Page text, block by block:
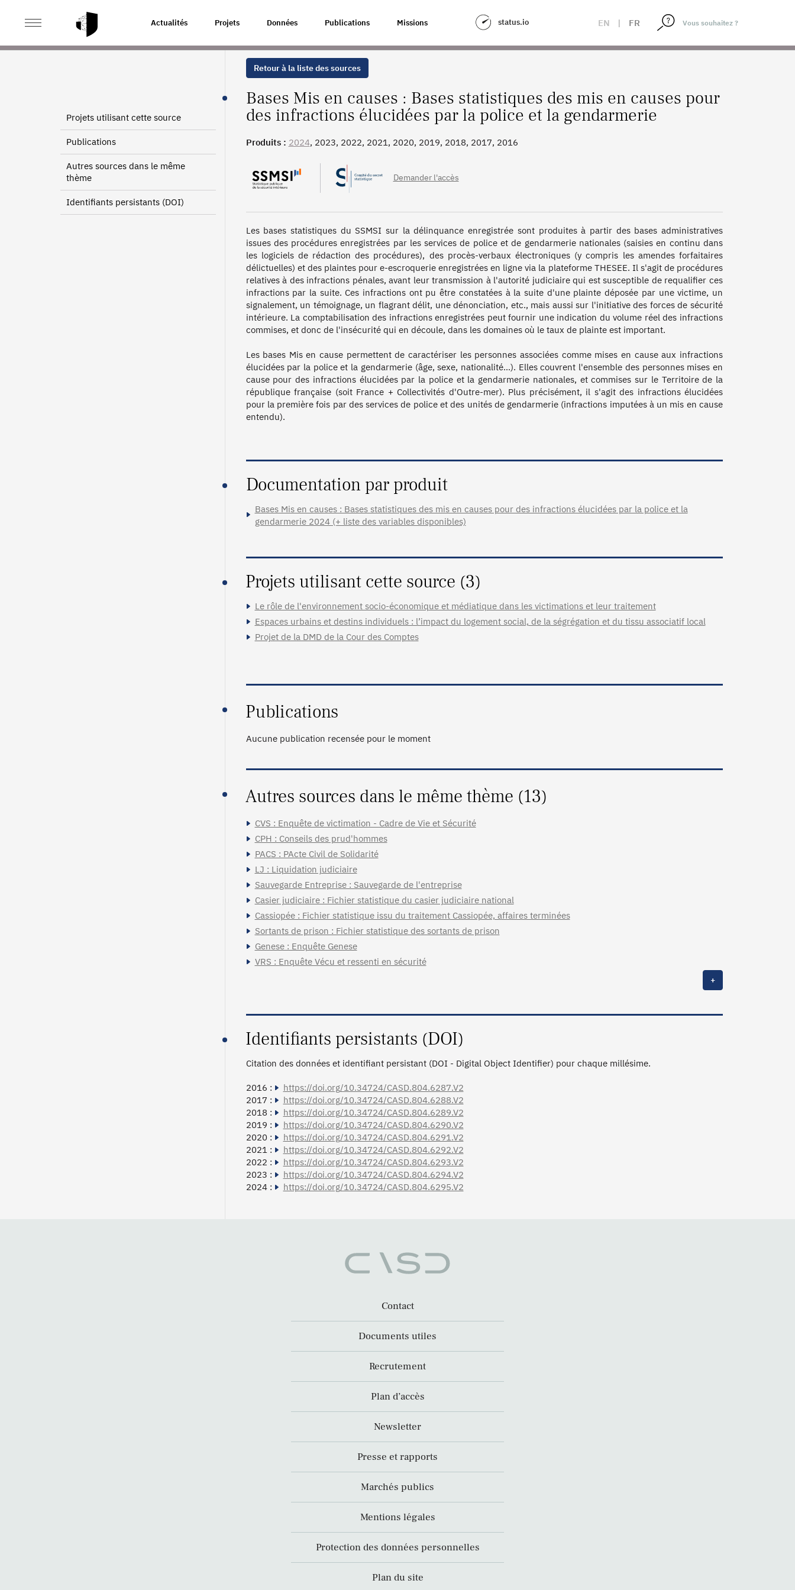
Actualités Projets Données Publications Missions status.io EN | FR
ACCUEIL BASES STATISTIQUES DES MIS EN CAUSES POUR DES INFRACTIONS ÉLUCIDÉES PAR LA POLICE ET LA GENDARMERIE
Projets utilisant cette source
Publications
Autres sources dans le même
thème
Identifiants persistants (DOI)
Retour à la liste des sources
Bases Mis en causes : Bases statistiques des mis en causes pour
des infractions élucidées par la police et la gendarmerie
Produits : 2024, 2023, 2022, 2021, 2020, 2019, 2018, 2017, 2016
Demander l'accès
Les bases statistiques du SSMSI sur la délinquance enregistrée sont produites à partir des bases administratives
issues des procédures enregistrées par les services de police et de gendarmerie nationales (saisies en continu dans
les logiciels de rédaction des procédures), des procès-verbaux électroniques (y compris les amendes forfaitaires
délictuelles) et des plaintes pour e-escroquerie enregistrées en ligne via la plateforme THESEE. Il s'agit de procédures
relatives à des infractions pénales, avant leur transmission à l'autorité judiciaire qui est susceptible de requalifier ces
infractions par la suite. Ces infractions ont pu être constatées à la suite d'une plainte déposée par une victime, un
signalement, un témoignage, un flagrant délit, une dénonciation, etc., mais aussi sur l'initiative des forces de sécurité
intérieure. La comptabilisation des infractions enregistrées peut fournir une indication du volume réel des infractions
commises, et donc de l'insécurité qui en découle, dans les domaines où le taux de plainte est important.
Les bases Mis en cause permettent de caractériser les personnes associées comme mises en cause aux infractions
élucidées par la police et la gendarmerie (âge, sexe, nationalité…). Elles couvrent l'ensemble des personnes mises en
cause pour des infractions élucidées par la police et la gendarmerie nationales, et commises sur le Territoire de la
république française (soit France + Collectivités d'Outre-mer). Plus précisément, il s'agit des infractions élucidées
pour la première fois par des services de police et des unités de gendarmerie (infractions imputées à un mis en cause
entendu).
Documentation par produit
Bases Mis en causes : Bases statistiques des mis en causes pour des infractions élucidées par la police et la
gendarmerie 2024 (+ liste des variables disponibles)
Projets utilisant cette source (3)
Le rôle de l'environnement socio-économique et médiatique dans les victimations et leur traitement
Espaces urbains et destins individuels : l’impact du logement social, de la ségrégation et du tissu associatif local
Projet de la DMD de la Cour des Comptes
Publications
Aucune publication recensée pour le moment
Autres sources dans le même thème (13)
CVS : Enquête de victimation - Cadre de Vie et Sécurité
CPH : Conseils des prud'hommes
PACS : PActe Civil de Solidarité
LJ : Liquidation judiciaire
Sauvegarde Entreprise : Sauvegarde de l'entreprise
Casier judiciaire : Fichier statistique du casier judiciaire national
Cassiopée : Fichier statistique issu du traitement Cassiopée, affaires terminées
Sortants de prison : Fichier statistique des sortants de prison
Genese : Enquête Genese
VRS : Enquête Vécu et ressenti en sécurité
+
Identifiants persistants (DOI)
Citation des données et identifiant persistant (DOI - Digital Object Identifier) pour chaque millésime.
2016 :
https://doi.org/10.34724/CASD.804.6287.V2
2017 :
https://doi.org/10.34724/CASD.804.6288.V2
2018 :
https://doi.org/10.34724/CASD.804.6289.V2
2019 :
https://doi.org/10.34724/CASD.804.6290.V2
2020 :
https://doi.org/10.34724/CASD.804.6291.V2
2021 :
https://doi.org/10.34724/CASD.804.6292.V2
2022 :
https://doi.org/10.34724/CASD.804.6293.V2
2023 :
https://doi.org/10.34724/CASD.804.6294.V2
2024 :
https://doi.org/10.34724/CASD.804.6295.V2
Contact
Documents utiles
Recrutement
Plan d’accès
Newsletter
Presse et rapports
Marchés publics
Mentions légales
Protection des données personnelles
Plan du site